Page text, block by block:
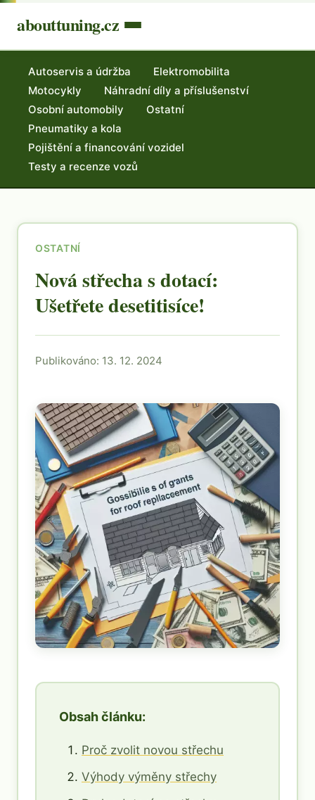
abouttuning.cz
Autoservis a údržba
Elektromobilita
Motocykly
Náhradní díly a příslušenství
Osobní automobily
Ostatní
Pneumatiky a kola
Pojištění a financování vozidel
Testy a recenze vozů
OSTATNÍ
Nová střecha s dotací:
Ušetřete desetitisíce!
Publikováno: 13. 12. 2024
Obsah článku:
Proč zvolit novou střechu
Výhody výměny střechy